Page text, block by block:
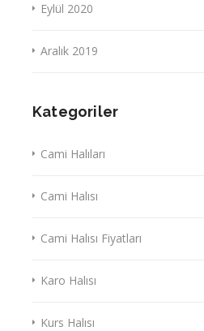
Eylül 2020
Aralık 2019
Kategoriler
Cami Halıları
Cami Halısı
Cami Halısı Fiyatları
Karo Halısı
Kurs Halısı